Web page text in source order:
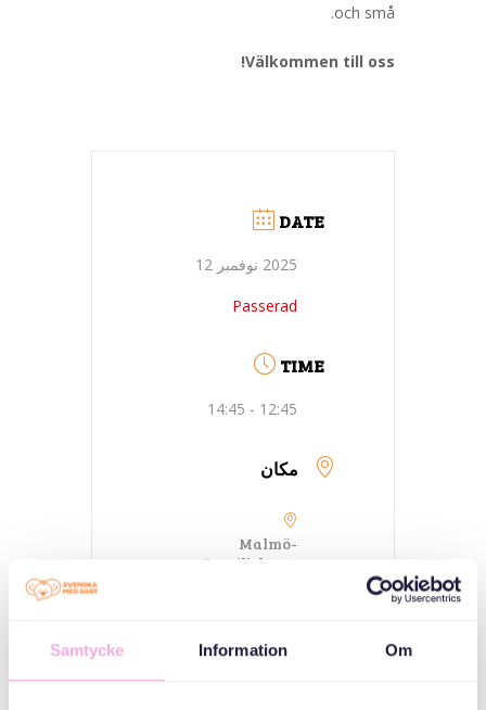
Samtycke Information Om
och små.
Välkommen till oss!
DATE
2025 نوفمبر 12
Passerad
TIME
12:45 - 14:45
مكان
Malmö-
Familjehuset
Nydalatorget 2